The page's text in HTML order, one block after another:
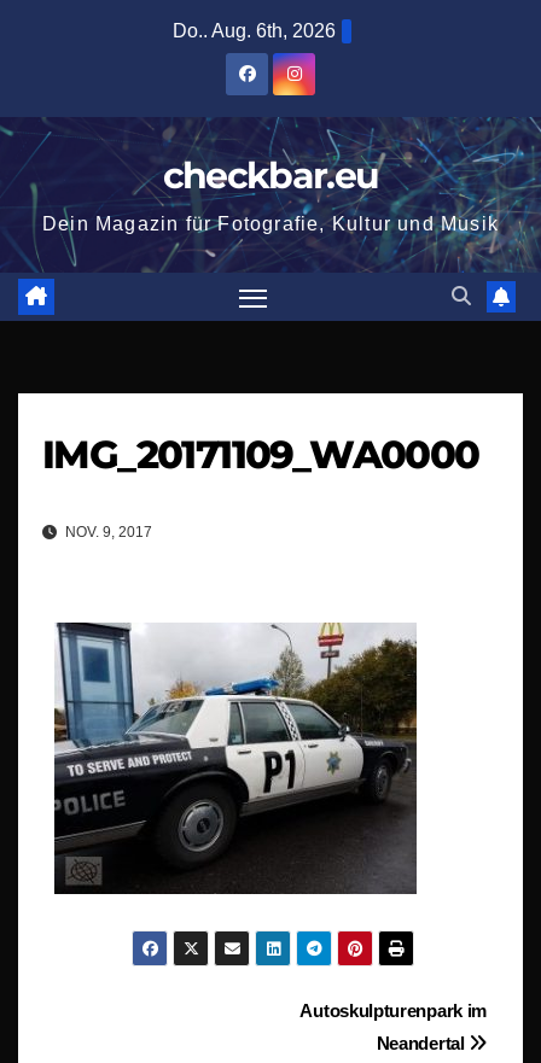
Do.. Aug. 6th, 2026
checkbar.eu
Dein Magazin für Fotografie, Kultur und Musik
IMG_20171109_WA0000
NOV. 9, 2017
Beitragsnavigation
Autoskulpturenpark im
Neandertal